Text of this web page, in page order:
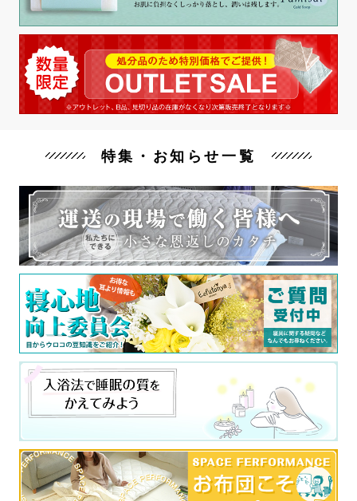
特集・お知らせ一覧